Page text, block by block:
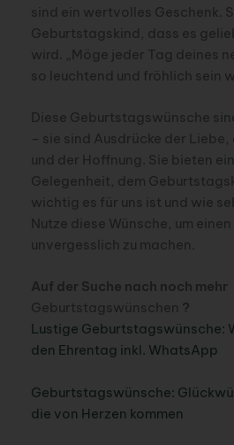
sind ein wertvolles Geschenk.
Geburtstagskind, dass es
wird. „Möge jeder Tag deines
so leuchtend und fröhlich sein
Diese Geburtstagswünsche
– sie sind Ausdrücke der
und der Hoffnung. Sie bieten
Gelegenheit, dem
wichtig es für uns ist und wie
Nutze diese Wünsche, um
unvergesslich zu machen.
Auf der Suche nach noch mehr
Geburtstagswünschen ?
Lustige Geburtstagswünsche:
den Ehrentag inkl. WhatsApp
Geburtstagswünsche:
die von Herzen kommen